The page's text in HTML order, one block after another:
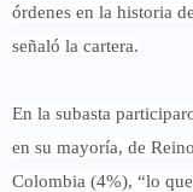
órdenes en la historia
señaló la cartera.
En la subasta
en su mayoría, de
Colombia (4%), “lo